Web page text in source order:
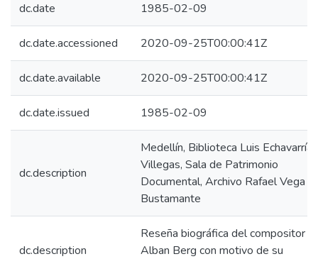
dc.date 1985-02-09
dc.date.accessioned 2020-09-25T00:00:41Z
dc.date.available 2020-09-25T00:00:41Z
dc.date.issued 1985-02-09
dc.description
Medellín, Biblioteca Luis Echavarría
Villegas, Sala de Patrimonio
Documental, Archivo Rafael Vega
Bustamante
dc.description
Reseña biográfica del compositor
Alban Berg con motivo de su